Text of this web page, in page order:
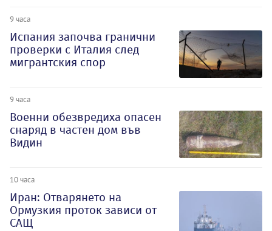
9 часа
Испания започва гранични
проверки с Италия след
мигрантския спор
9 часа
Военни обезвредиха опасен
снаряд в частен дом във
Видин
10 часа
Иран: Отварянето на
Ормузкия проток зависи от
САЩ